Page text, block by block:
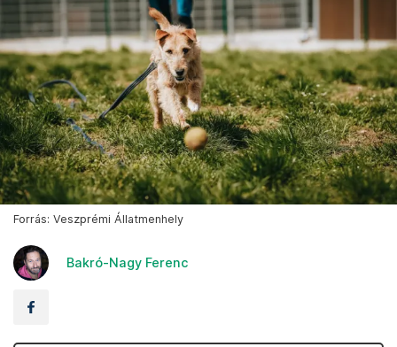
Forrás: Veszprémi Állatmenhely
Bakró-Nagy Ferenc